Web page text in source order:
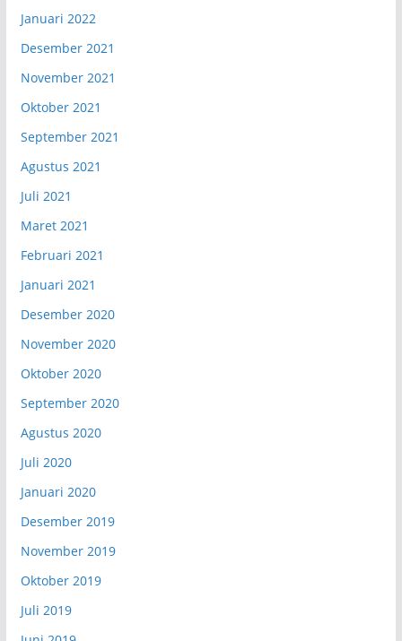
Januari 2022
Desember 2021
November 2021
Oktober 2021
September 2021
Agustus 2021
Juli 2021
Maret 2021
Februari 2021
Januari 2021
Desember 2020
November 2020
Oktober 2020
September 2020
Agustus 2020
Juli 2020
Januari 2020
Desember 2019
November 2019
Oktober 2019
Juli 2019